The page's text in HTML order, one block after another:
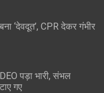
‘देवदूत’, CPR देकर गंभीर
पड़ा भारी, संभल
गए